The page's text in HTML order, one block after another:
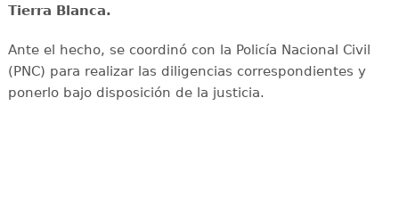
Tierra Blanca.
Ante el hecho, se coordinó con la Policía Nacional Civil
(PNC) para realizar las diligencias correspondientes y
ponerlo bajo disposición de la justicia.